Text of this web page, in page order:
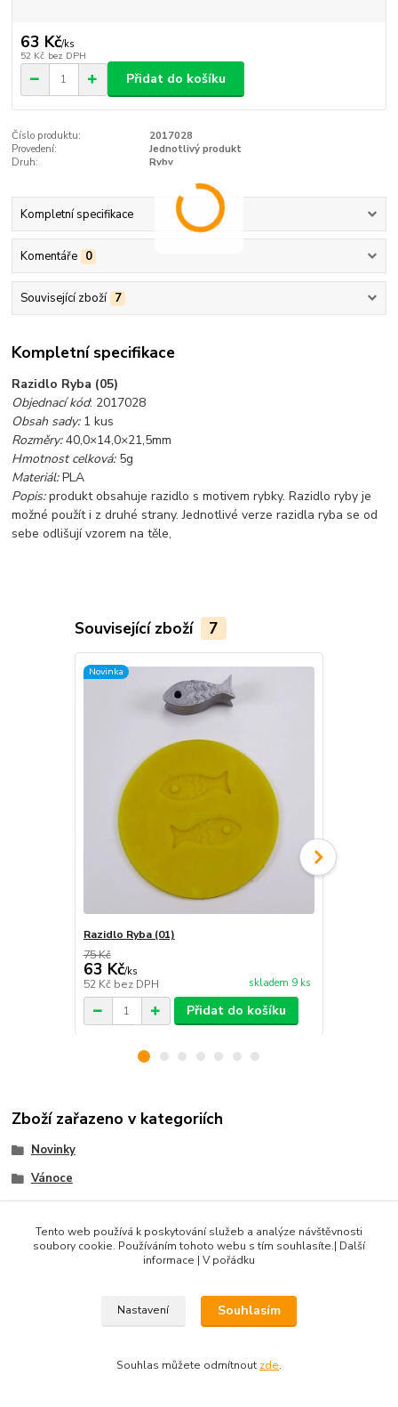
63 Kč/ks
52 Kč bez DPH
Přidat do košíku
Číslo produktu:
2017028
Provedení:
Jednotlivý produkt
Druh:
Ryby
Kompletní specifikace
Komentáře 0
Související zboží 7
Kompletní specifikace
Razidlo Ryba (05)
Objednací kód: 2017028
Obsah sady:1 kus
Rozměry:40,0×14,0×21,5mm
Hmotnost celková:5g
Materiál:PLA
Popis:produkt obsahuje razidlo s motivem rybky. Razidlo ryby je
možné použít i z druhé strany. Jednotlivé verze razidla ryba se od
sebe odlišují vzorem na těle,
Související zboží 7
Novinka
Razidlo Ryba (01)
75 Kč
63 Kč/ks
52 Kč bez DPH skladem 9 ks
Přidat do košíku
Zboží zařazeno v kategoriích
Novinky
Vánoce
Zvířata
Vodní svět
Produkty do 100 Kč
Tento web používá k poskytování služeb a analýze návštěvnosti
soubory cookie. Používáním tohoto webu s tím souhlasíte.| Další
informace | V pořádku
Nastavení Souhlasím
Souhlas můžete odmítnout zde.